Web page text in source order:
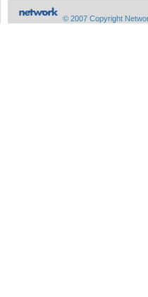
© 2007 Copyright